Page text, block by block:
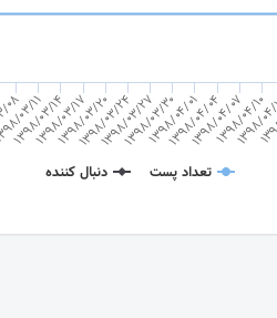
تعداد پست دنبال کننده
03/11
1398/03/14
1398/03/17
1398/03/20
1398/03/24
1398/03/27
1398/03/30
1398/04/01
1398/04/04
1398/04/07
1398/04/10
1398/